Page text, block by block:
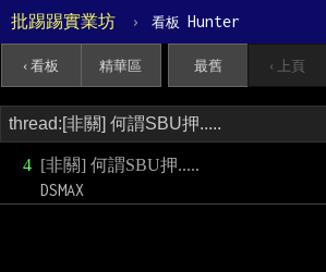
批踢踢實業坊 › 看板 Hunter
‹ 看板 精華區 最舊 ‹ 上頁
4 [非關] 何謂SBU押.....
DSMAX